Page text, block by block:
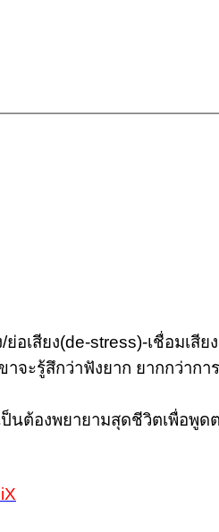
สียง(de-stress)-เชื่อมเสีย
ะรู้สึกว่าฟังยาก ยากกว่ากา
ต้องพยายามสุดชีวิตเพื่อพูด